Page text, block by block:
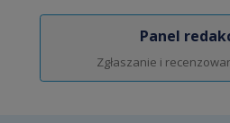
Panel
Zgłaszanie i